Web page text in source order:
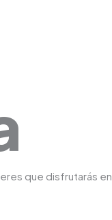
que disfrutarás en